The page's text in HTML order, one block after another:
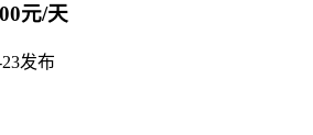
元/天
发布